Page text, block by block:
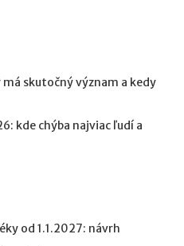
skutočný význam a kedy
kde chýba najviac ľudí a
od 1.1.2027: návrh